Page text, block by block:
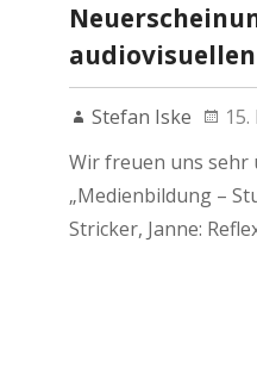
Stefan Iske
Wir freuen uns sehr
„Medienbildung –
Stricker, Janne: